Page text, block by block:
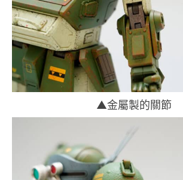
▲金屬製的關節